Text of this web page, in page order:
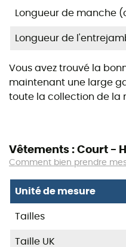
Longueur de manche
Longueur de
Vous avez trouvé la
maintenant une large
toute la collection de la
Vêtements : Court -
Comment bien prendre
Unité de mesure
Tailles
Taille UK